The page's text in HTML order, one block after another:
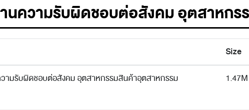
นความรับผิดชอบต่อสังคม อุตสาหกร
Size
ามรับผิดชอบต่อสังคม อุตสาหกรรมสินค้าอุตสาหกรรม 1.47M